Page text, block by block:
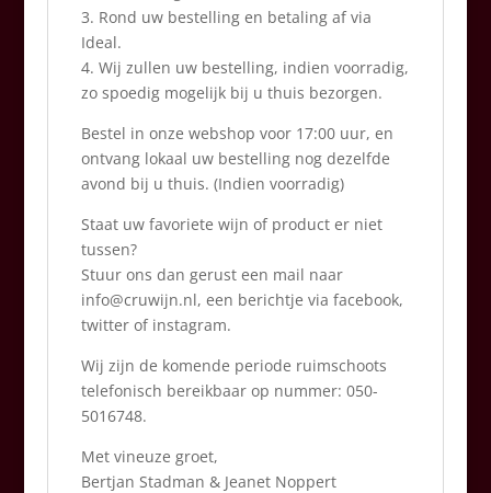
3. Rond uw bestelling en betaling af via
Ideal.
4. Wij zullen uw bestelling, indien voorradig,
zo spoedig mogelijk bij u thuis bezorgen.
Bestel in onze webshop voor 17:00 uur, en
ontvang lokaal uw bestelling nog dezelfde
avond bij u thuis. (Indien voorradig)
Staat uw favoriete wijn of product er niet
tussen?
Stuur ons dan gerust een mail naar
info@cruwijn.nl, een berichtje via facebook,
twitter of instagram.
Wij zijn de komende periode ruimschoots
telefonisch bereikbaar op nummer: 050-
5016748.
Met vineuze groet,
Bertjan Stadman & Jeanet Noppert